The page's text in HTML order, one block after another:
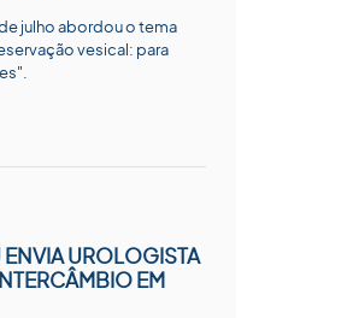
julho abordou o tema
vesical: para
UROLOGISTA
EM